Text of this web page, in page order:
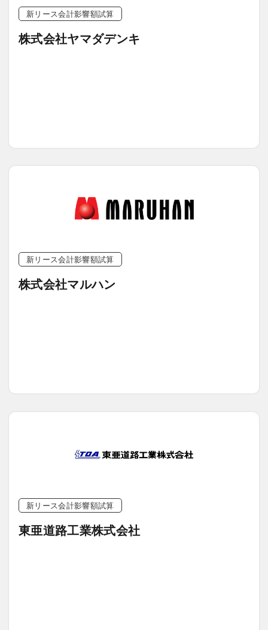
新リース会計影響額試算
株式会社ヤマダデンキ
新リース会計影響額試算
株式会社マルハン
新リース会計影響額試算
東亜道路工業株式会社